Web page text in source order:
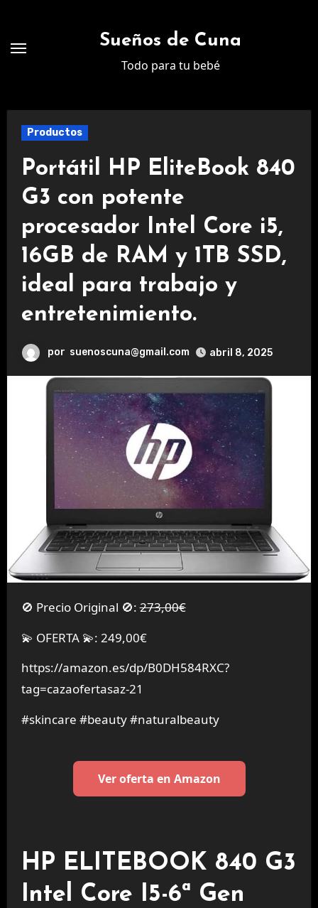
contenido
Sueños de Cuna
Todo para tu bebé
Productos
Portátil HP EliteBook 840
G3 con potente
procesador Intel Core i5,
16GB de RAM y 1TB SSD,
ideal para trabajo y
entretenimiento.
por suenoscuna@gmail.com abril 8, 2025
🚫 Precio Original 🚫:273,00€
💫 OFERTA 💫: 249,00€
https://amazon.es/dp/B0DH584RXC?
tag=cazaofertasaz-21
#skincare #beauty #naturalbeauty
Ver oferta en Amazon
HP ELITEBOOK 840 G3
Intel Core I5-6ª Gen